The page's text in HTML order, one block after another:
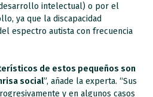
intelectual) o por el
ya que la discapacidad
espectro autista con frecuencia
de estos pequeños son
social”, añade la experta. “Sus
y en algunos casos